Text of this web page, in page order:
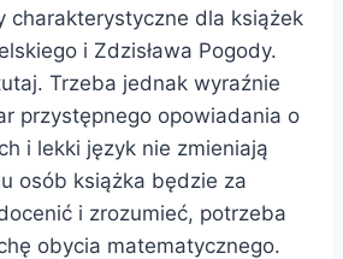
charakterystyczne dla książek
i Zdzisława Pogody.
Trzeba jednak wyraźnie
przystępnego opowiadania o
i lekki język nie zmieniają
osób książka będzie za
i zrozumieć, potrzeba
obycia matematycznego.